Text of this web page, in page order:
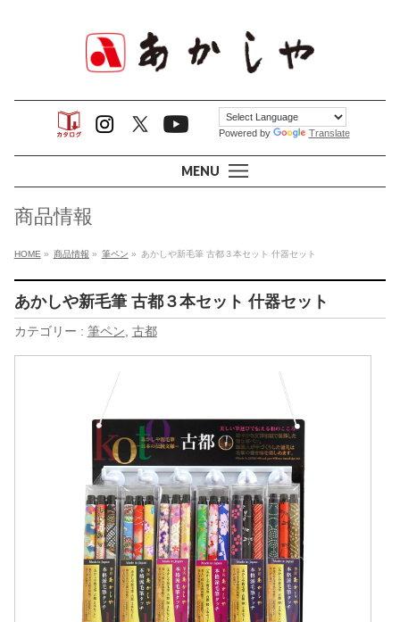
MENU
Powered by Translate
商品情報
HOME » 商品情報 » 筆ペン » あかしや新毛筆 古都３本セット 什器セット
あかしや新毛筆 古都３本セット 什器セット
カテゴリー : 筆ペン 古都